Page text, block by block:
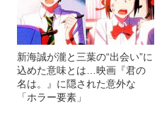
新海誠が瀧と三葉の“出会い”に
込めた意味とは…映画『君の
名は。』に隠された意外な
「ホラー要素」